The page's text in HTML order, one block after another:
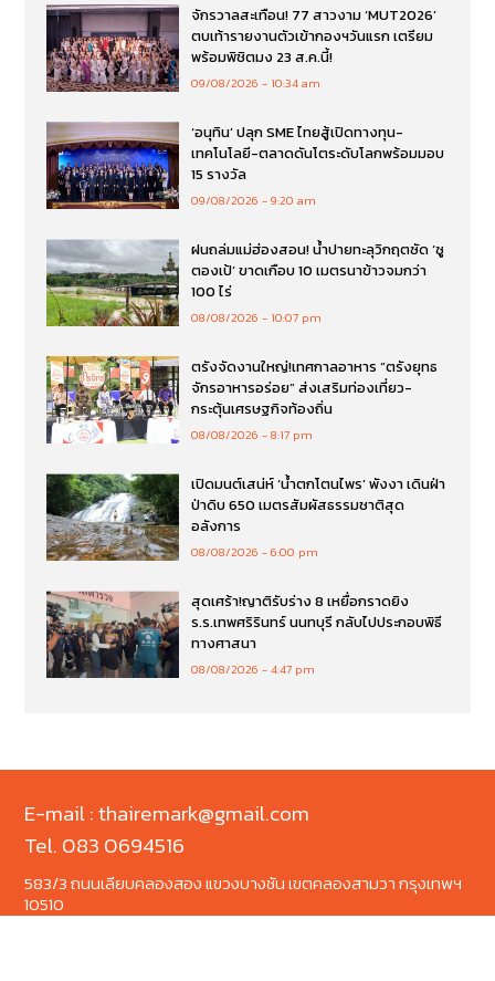
จักรวาลสะเทือน! 77 สาวงาม ‘MUT2026’
ตบเท้ารายงานตัวเข้ากองฯวันแรก เตรียม
พร้อมพิชิตมง 23 ส.ค.นี้!
09/08/2026 10:34 am
‘อนุทิน’ ปลุก SME ไทยสู้เปิดทางทุน-
เทคโนโลยี-ตลาดดันโตระดับโลกพร้อมมอบ
15 รางวัล
09/08/2026 9:20 am
ฝนถล่มแม่ฮ่องสอน! น้ำปายทะลุวิกฤตซัด ‘ซู
ตองเป้’ ขาดเกือบ 10 เมตรนาข้าวจมกว่า
100 ไร่
08/08/2026 10:07 pm
ตรังจัดงานใหญ่!เทศกาลอาหาร “ตรังยุทธ
จักรอาหารอร่อย” ส่งเสริมท่องเที่ยว-
กระตุ้นเศรษฐกิจท้องถิ่น
08/08/2026 8:17 pm
เปิดมนต์เสน่ห์ ‘น้ำตกโตนไพร’ พังงา เดินฝ่า
ป่าดิบ 650 เมตรสัมผัสธรรมชาติสุด
อลังการ
08/08/2026 6:00 pm
สุดเศร้า!ญาติรับร่าง 8 เหยื่อกราดยิง
ร.ร.เทพศริรินทร์ นนทบุรี กลับไปประกอบพิธี
ทางศาสนา
08/08/2026 4:47 pm
E-mail : thairemark@gmail.com
Tel. 083 0694516
583/3 ถนนเลียบคลองสอง แขวงบางชัน เขตคลองสามวา กรุงเทพฯ
10510